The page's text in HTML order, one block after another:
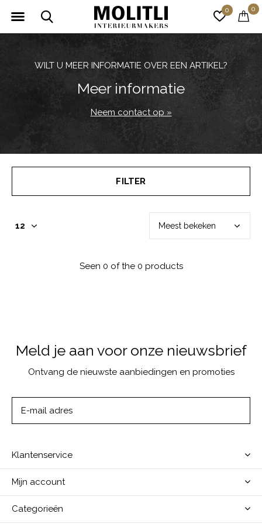
0 0
WILT U MEER INFORMATIE OVER EEN ARTIKEL?
Meer informatie
Neem contact op »
FILTER
Seen 0 of the 0 products
Meld je aan voor onze nieuwsbrief
Ontvang de nieuwste aanbiedingen en promoties
Klantenservice
Mijn account
Categorieën